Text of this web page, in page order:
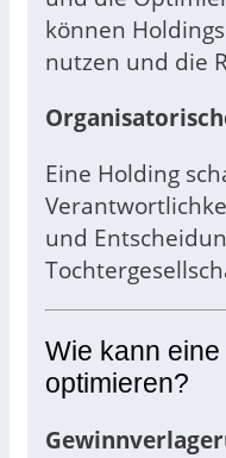
können
nutzen und die
Eine Holding
und
Wie kann
optimieren?